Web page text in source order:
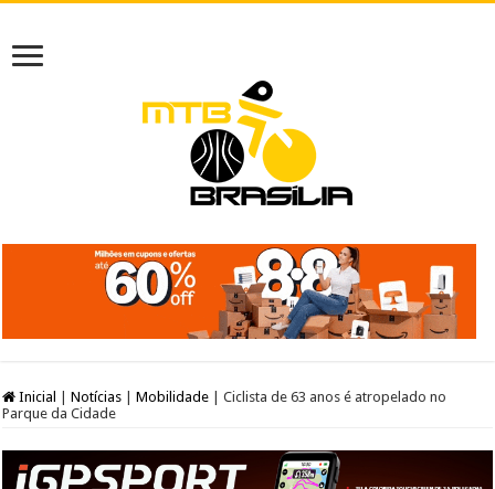
Inicial Notícias Mobilidade
Ciclista de 63 anos é atropelado no
Parque da Cidade